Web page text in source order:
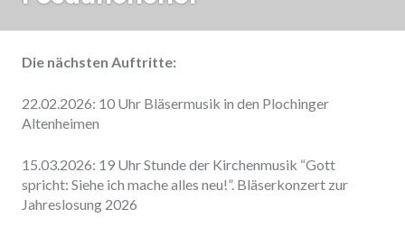
Die nächsten Auftritte:
22.02.2026: 10 Uhr Bläsermusik in den Plochinger
Altenheimen
15.03.2026: 19 Uhr Stunde der Kirchenmusik “Gott
spricht: Siehe ich mache alles neu!”. Bläserkonzert zur
Jahreslosung 2026